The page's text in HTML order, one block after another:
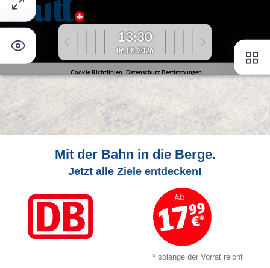
Mit der Bahn in die Berge.
Jetzt alle Ziele entdecken!
* solange der Vorrat reicht